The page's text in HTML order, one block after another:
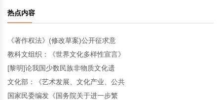
热点内容
《著作权法》(修改草案)公开征求意
教科文组织：《世界文化多样性宣言》
[黎明]论我国少数民族非物质文化遗
文化部：《艺术发展、文化产业、公共
国家民委编发《国务院关于进一步繁